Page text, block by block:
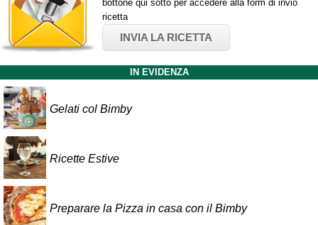
bottone qui sotto per accedere alla form di invio
ricetta
INVIA LA RICETTA
IN EVIDENZA
Gelati col Bimby
Ricette Estive
Preparare la Pizza in casa con il Bimby